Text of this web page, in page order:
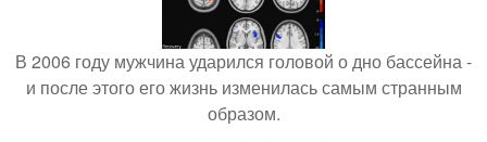
В 2006 году мужчина ударился головой о дно бассейна -
и после этого его жизнь изменилась самым странным
образом.